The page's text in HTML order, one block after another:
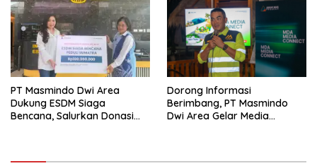
PT Masmindo Dwi Area
Dukung ESDM Siaga
Bencana, Salurkan Donasi
‎Dorong Informasi
Berimbang, PT Masmindo
Dwi Area Gelar Media